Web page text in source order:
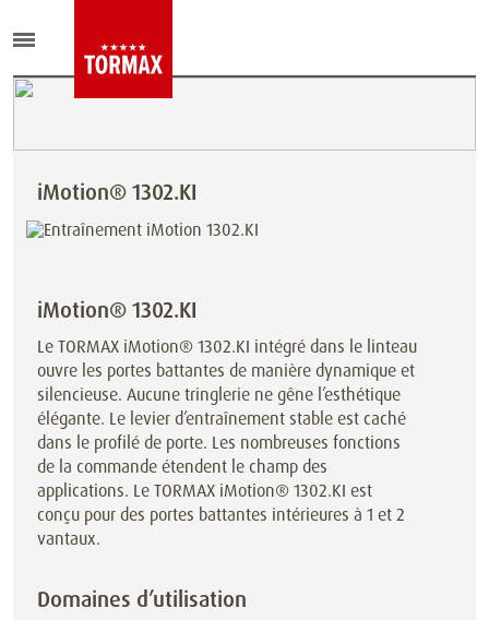
iMotion® 1302.KI
iMotion® 1302.KI
Le TORMAX iMotion® 1302.KI intégré dans le linteau
ouvre les portes battantes de manière dynamique et
silencieuse. Aucune tringlerie ne gêne l’esthétique
élégante. Le levier d’entraînement stable est caché
dans le profilé de porte. Les nombreuses fonctions
de la commande étendent le champ des
applications. Le TORMAX iMotion® 1302.KI est
conçu pour des portes battantes intérieures à 1 et 2
vantaux.
Domaines d’utilisation